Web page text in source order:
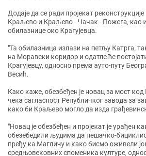
Додаје да се ради пројекат реконструкције
Краљево и Краљево - Чачак - Пожега, као
обилазнице око Крагујевца.
"Та обилазница излази на петљу Катрга,
на Моравски коридор и одатле ће
Крагујевцу, односно према ауто-путу
Весић.
Како каже, обезбеђен је новац за мост
чека сагласност Републичког завода за
како би Краљево могло да изда
"Новац је обезбеђен и пројекат је урађен
обезебедили људима да пешачко-
пређу ка Магличу и како бисмо оживели
средњовековних споменика културе,